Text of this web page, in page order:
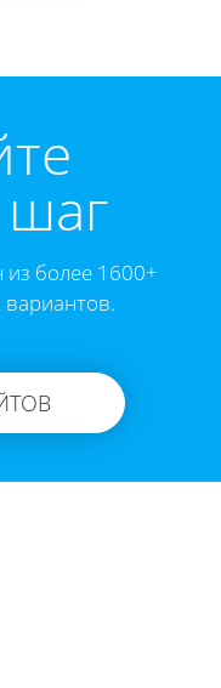
более 1600+